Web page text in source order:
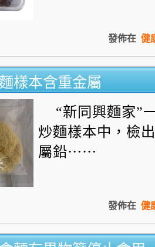
發佈在 健
樣本含重金屬
“新同興麵家”
炒麵樣本中，檢
屬鉛⋯⋯
發佈在 健